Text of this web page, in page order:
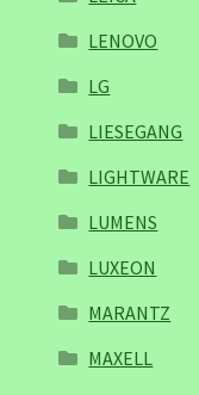
LENOVO
LG
LIESEGANG
LIGHTWARE
LUMENS
LUXEON
MARANTZ
MAXELL